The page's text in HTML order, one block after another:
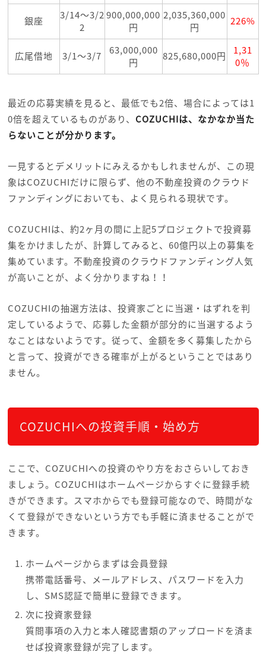
銀座
3/14～3/2
2
900,000,000
円
2,035,360,000
円
226%
広尾借地 3/1～3/7
63,000,000
円
825,680,000円
1,31
0％
最近の応募実績を見ると、最低でも2倍、場合によっては1
0倍を超えているものがあり、 COZUCHIは、なかなか当た
らないことが分かります。
一見するとデメリットにみえるかもしれませんが、この現
象はCOZUCHIだけに限らず、他の不動産投資のクラウド
ファンディングにおいても、よく見られる現状です。
COZUCHIは、約2ヶ月の間に上記5プロジェクトで投資募
集をかけましたが、計算してみると、60億円以上の募集を
集めています。不動産投資のクラウドファンディング人気
が高いことが、よく分かりますね！！
COZUCHIの抽選方法は、投資家ごとに当選・はずれを判
定しているようで、応募した金額が部分的に当選するよう
なことはないようです。従って、金額を多く募集したから
と言って、投資ができる確率が上がるということではあり
ません。
COZUCHIへの投資手順・始め方
ここで、COZUCHIへの投資のやり方をおさらいしておき
ましょう。COZUCHIはホームページからすぐに登録手続
きができます。スマホからでも登録可能なので、時間がな
くて登録ができないという方でも手軽に済ませることがで
きます。
ホームページからまずは会員登録
携帯電話番号、メールアドレス、パスワードを入力
し、SMS認証で簡単に登録できます。
次に投資家登録
質問事項の入力と本人確認書類のアップロードを済ま
せば投資家登録が完了します。